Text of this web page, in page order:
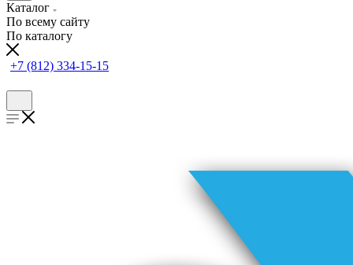
Каталог
По всему сайту
По каталогу
+7 (812) 334-15-15